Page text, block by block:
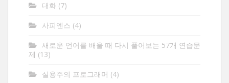
대화 (7)
사피엔스 (4)
새로운 언어를 배울 때 다시 풀어보는 57개 연습문
제 (13)
실용주의 프로그래머 (4)